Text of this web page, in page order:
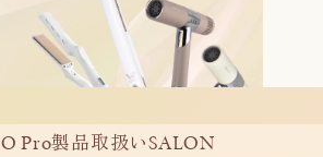
Pro製品取扱いSALON